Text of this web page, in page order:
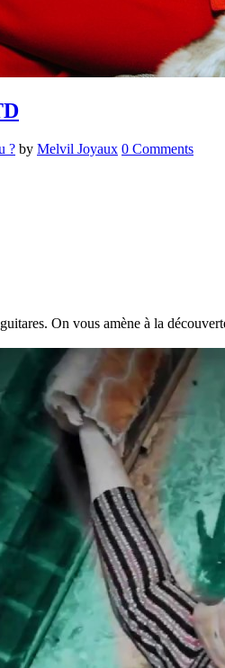
? by Melvil Joyaux 0 Comments
On vous amène à la